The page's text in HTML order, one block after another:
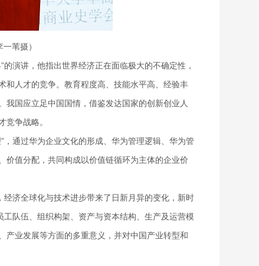
苇摄）
的演讲，他指出世界经济正在面临极大的不确定性，
和人才的竞争。教育程度高、技能水平高、经验丰
国应立足中国国情，借鉴发达国家的创新创业人
竞争战略。
，通过华为企业文化的形成、华为管理逻辑、华为管
价值分配，共同构成以价值链循环为主体的企业价
经济全球化与技术进步带来了日新月异的变化，新时
队伍、组织构架、资产与资本结构、生产及运营模
产业发展等方面的多重意义，并对中国产业转型和